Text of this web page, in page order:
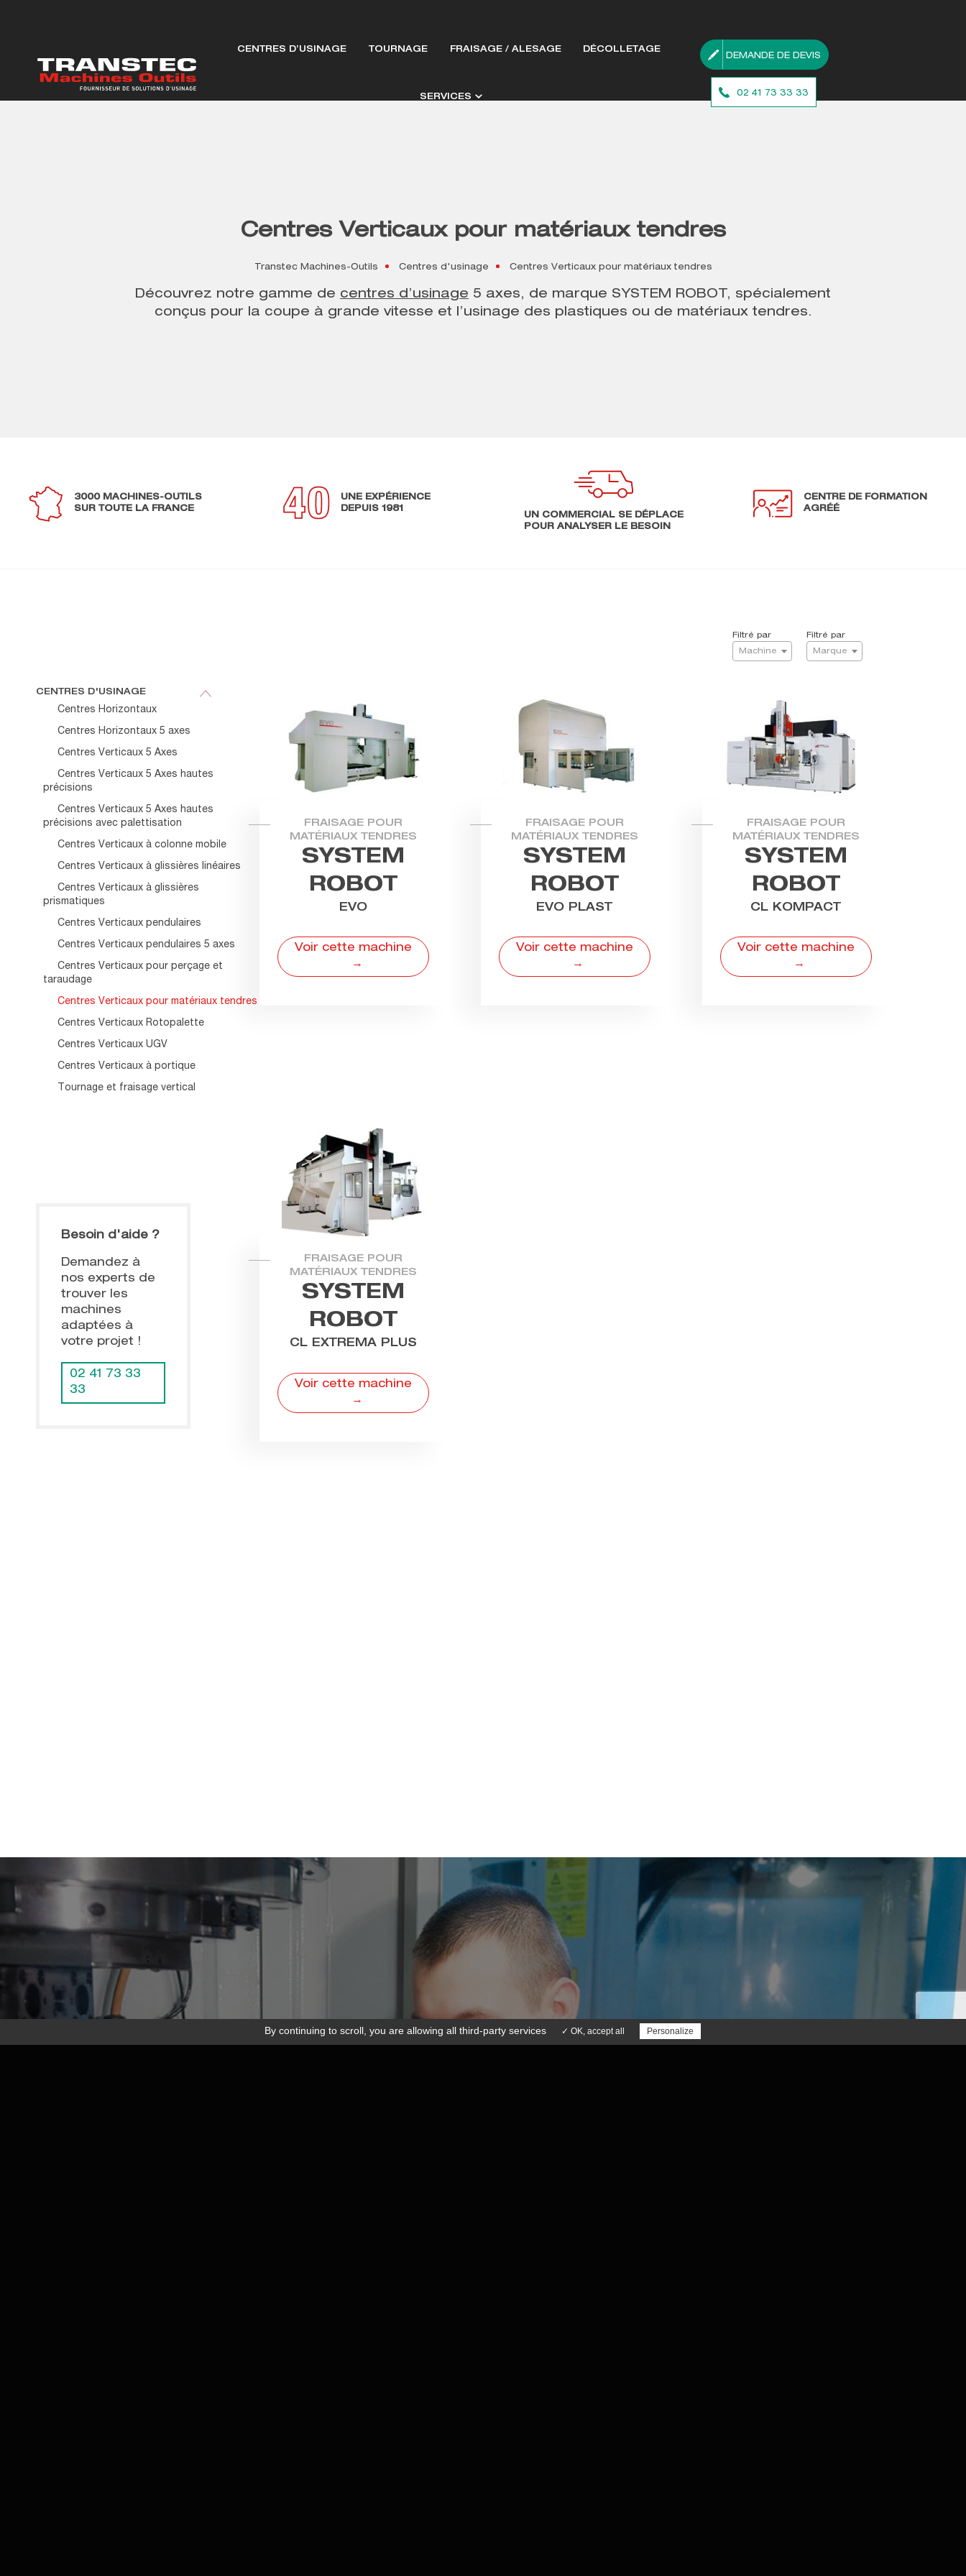
CENTRES D’USINAGE TOURNAGE FRAISAGE / ALESAGE DÉCOLLETAGE
SERVICES
DEMANDE DE DEVIS
02 41 73 33 33
Centres Verticaux pour matériaux tendres
Transtec Machines-Outils Centres d'usinage Centres Verticaux pour matériaux tendres
Découvrez notre gamme de centres d’usinage 5 axes, de marque SYSTEM ROBOT, spécialement
conçus pour la coupe à grande vitesse et l’usinage des plastiques ou de matériaux tendres.
3000 MACHINES-OUTILS
SUR TOUTE LA FRANCE
UNE EXPÉRIENCE
DEPUIS 1981
UN COMMERCIAL SE DÉPLACE
POUR ANALYSER LE BESOIN
CENTRE DE FORMATION
AGRÉÉ
Filtré par
Machine
Filtré par
Marque
CENTRES D'USINAGE
Centres Horizontaux
Centres Horizontaux 5 axes
Centres Verticaux 5 Axes
Centres Verticaux 5 Axes hautes
précisions
Centres Verticaux 5 Axes hautes
précisions avec palettisation
Centres Verticaux à colonne mobile
Centres Verticaux à glissières linéaires
Centres Verticaux à glissières
prismatiques
Centres Verticaux pendulaires
Centres Verticaux pendulaires 5 axes
Centres Verticaux pour perçage et
taraudage
Centres Verticaux pour matériaux tendres
Centres Verticaux Rotopalette
Centres Verticaux UGV
Centres Verticaux à portique
Tournage et fraisage vertical
Besoin d'aide ?
Demandez à
nos experts de
trouver les
machines
adaptées à
votre projet !
02 41 73 33
33
FRAISAGE POUR
MATÉRIAUX TENDRES
SYSTEM
ROBOT
EVO
Voir cette machine
FRAISAGE POUR
MATÉRIAUX TENDRES
SYSTEM
ROBOT
EVO PLAST
Voir cette machine
FRAISAGE POUR
MATÉRIAUX TENDRES
SYSTEM
ROBOT
CL KOMPACT
Voir cette machine
FRAISAGE POUR
MATÉRIAUX TENDRES
SYSTEM
ROBOT
CL EXTREMA PLUS
Voir cette machine
Inscription newsletter
By continuing to scroll, you are allowing all third-party services ✓ OK, accept all Personalize